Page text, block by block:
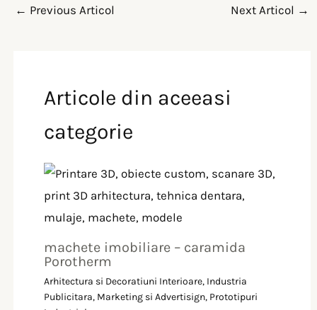
← Previous Articol Next Articol →
Articole din aceeasi
categorie
machete imobiliare – caramida
Porotherm
Arhitectura si Decoratiuni Interioare, Industria
Publicitara, Marketing si Advertisign, Prototipuri